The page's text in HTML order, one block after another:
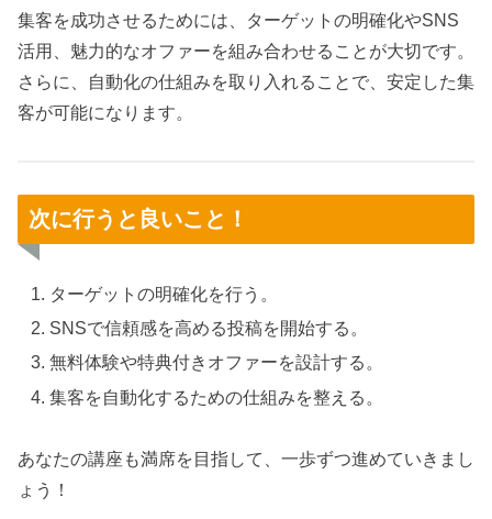
集客を成功させるためには、ターゲットの明確化やSNS
活用、魅力的なオファーを組み合わせることが大切です。
さらに、自動化の仕組みを取り入れることで、安定した集
客が可能になります。
次に行うと良いこと！
ターゲットの明確化を行う。
SNSで信頼感を高める投稿を開始する。
無料体験や特典付きオファーを設計する。
集客を自動化するための仕組みを整える。
あなたの講座も満席を目指して、一歩ずつ進めていきまし
ょう！